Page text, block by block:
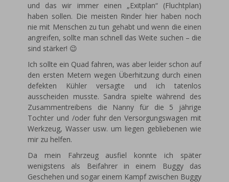
und das wir immer einen „Exitplan“ (Fluchtplan)
haben sollen. Die meisten Rinder hier haben noch
nie mit Menschen zu tun gehabt und wenn die einen
angreifen, sollte man schnell das Weite suchen – die
sind stärker! 😉
Ich sollte ein Quad fahren, was aber leider schon auf
den ersten Metern wegen Überhitzung durch einen
defekten Kühler versagte und ich tatenlos
ausscheiden musste. Sandra spielte während des
Zusammentreibens die Nanny für die 5 jährige
Tochter und /oder fuhr den Versorgungswagen mit
Werkzeug, Wasser usw. um liegen gebliebenen wie
mir zu helfen.
Da mein Fahrzeug ausfiel konnte ich später
wenigstens als Beifahrer in einem Buggy das
Geschehen und sogar einem Kampf zwischen Buggy